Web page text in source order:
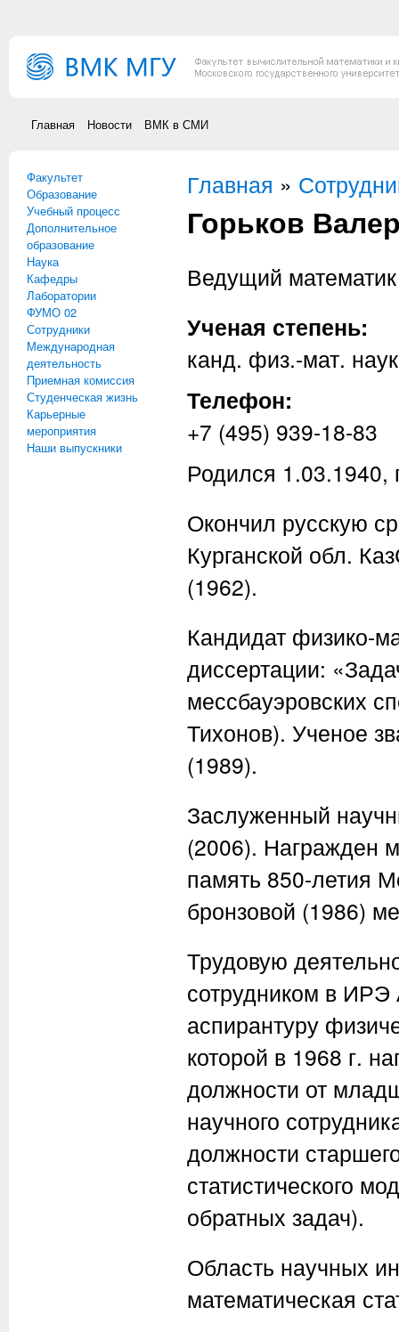
Главная Новости ВМК в СМИ
Факультет
Образование
Учебный процесс
Дополнительное
образование
Наука
Кафедры
Лаборатории
ФУМО 02
Сотрудники
Международная
деятельность
Приемная комиссия
Студенческая жизнь
Карьерные
мероприятия
Наши выпускники
Вы здесь
Главная »
Горьков
Ведущий
Ученая степень:
канд. физ.-мат. наук
Телефон:
+7 (495) 939-18-83
Родился 1.03.1940,
Окончил русскую
Курганской обл.
(1962).
Кандидат физико-
диссертации:
мессбауэровских
Тихонов). Ученое
(1989).
Заслуженный
(2006). Награжден
память 850-летия
бронзовой (1986)
Трудовую
сотрудником в
аспирантуру
которой в 1968 г.
должности от
научного
должности
статистического
обратных задач).
Область научных
математическая